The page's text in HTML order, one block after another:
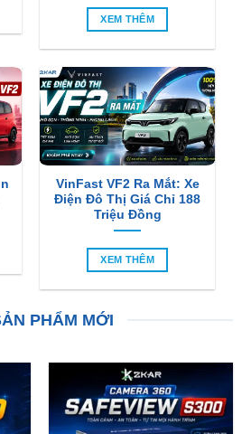
VinFast VF2 Ra Mắt: Xe
Điện Đô Thị Giá Chỉ 188
Triệu Đồng
XEM THÊM
PHẨM MỚI